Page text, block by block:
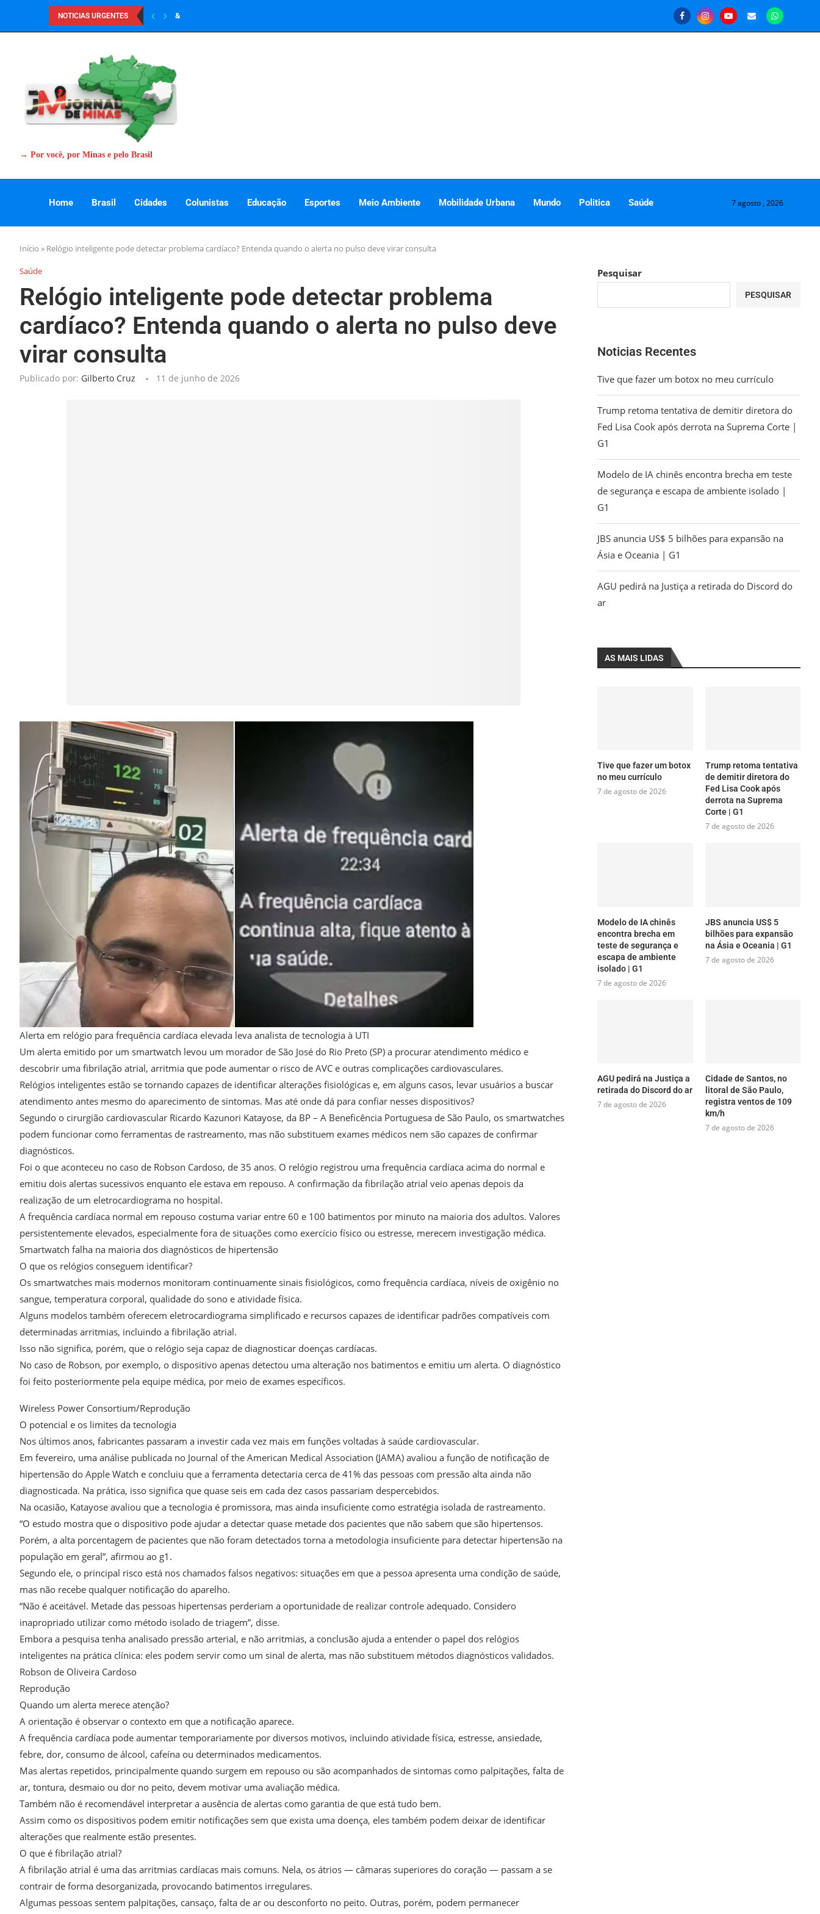
NOTICIAS URGENTES &
→ Por você, por Minas e pelo Brasil
Home Brasil Cidades Colunistas Educação Esportes Meio Ambiente Mobilidade Urbana Mundo Politica Saúde 7 agosto , 2026
Início » Relógio inteligente pode detectar problema cardíaco? Entenda quando o alerta no pulso deve virar consulta
Saúde
Relógio inteligente pode detectar problema
cardíaco? Entenda quando o alerta no pulso deve
virar consulta
Publicado por: Gilberto Cruz 11 de junho de 2026
Alerta em relógio para frequência cardíaca elevada leva analista de tecnologia à UTI
Um alerta emitido por um smartwatch levou um morador de São José do Rio Preto (SP) a procurar atendimento médico e
descobrir uma fibrilação atrial, arritmia que pode aumentar o risco de AVC e outras complicações cardiovasculares.
Relógios inteligentes estão se tornando capazes de identificar alterações fisiológicas e, em alguns casos, levar usuários a buscar
atendimento antes mesmo do aparecimento de sintomas. Mas até onde dá para confiar nesses dispositivos?
Segundo o cirurgião cardiovascular Ricardo Kazunori Katayose, da BP – A Beneficência Portuguesa de São Paulo, os smartwatches
podem funcionar como ferramentas de rastreamento, mas não substituem exames médicos nem são capazes de confirmar
diagnósticos.
Foi o que aconteceu no caso de Robson Cardoso, de 35 anos. O relógio registrou uma frequência cardíaca acima do normal e
emitiu dois alertas sucessivos enquanto ele estava em repouso. A confirmação da fibrilação atrial veio apenas depois da
realização de um eletrocardiograma no hospital.
A frequência cardíaca normal em repouso costuma variar entre 60 e 100 batimentos por minuto na maioria dos adultos. Valores
persistentemente elevados, especialmente fora de situações como exercício físico ou estresse, merecem investigação médica.
Smartwatch falha na maioria dos diagnósticos de hipertensão
O que os relógios conseguem identificar?
Os smartwatches mais modernos monitoram continuamente sinais fisiológicos, como frequência cardíaca, níveis de oxigênio no
sangue, temperatura corporal, qualidade do sono e atividade física.
Alguns modelos também oferecem eletrocardiograma simplificado e recursos capazes de identificar padrões compatíveis com
determinadas arritmias, incluindo a fibrilação atrial.
Isso não significa, porém, que o relógio seja capaz de diagnosticar doenças cardíacas.
No caso de Robson, por exemplo, o dispositivo apenas detectou uma alteração nos batimentos e emitiu um alerta. O diagnóstico
foi feito posteriormente pela equipe médica, por meio de exames específicos.
Wireless Power Consortium/Reprodução
O potencial e os limites da tecnologia
Nos últimos anos, fabricantes passaram a investir cada vez mais em funções voltadas à saúde cardiovascular.
Em fevereiro, uma análise publicada no Journal of the American Medical Association (JAMA) avaliou a função de notificação de
hipertensão do Apple Watch e concluiu que a ferramenta detectaria cerca de 41% das pessoas com pressão alta ainda não
diagnosticada. Na prática, isso significa que quase seis em cada dez casos passariam despercebidos.
Na ocasião, Katayose avaliou que a tecnologia é promissora, mas ainda insuficiente como estratégia isolada de rastreamento.
“O estudo mostra que o dispositivo pode ajudar a detectar quase metade dos pacientes que não sabem que são hipertensos.
Porém, a alta porcentagem de pacientes que não foram detectados torna a metodologia insuficiente para detectar hipertensão na
população em geral”, afirmou ao g1.
Segundo ele, o principal risco está nos chamados falsos negativos: situações em que a pessoa apresenta uma condição de saúde,
mas não recebe qualquer notificação do aparelho.
“Não é aceitável. Metade das pessoas hipertensas perderiam a oportunidade de realizar controle adequado. Considero
inapropriado utilizar como método isolado de triagem”, disse.
Embora a pesquisa tenha analisado pressão arterial, e não arritmias, a conclusão ajuda a entender o papel dos relógios
inteligentes na prática clínica: eles podem servir como um sinal de alerta, mas não substituem métodos diagnósticos validados.
Robson de Oliveira Cardoso
Reprodução
Quando um alerta merece atenção?
A orientação é observar o contexto em que a notificação aparece.
A frequência cardíaca pode aumentar temporariamente por diversos motivos, incluindo atividade física, estresse, ansiedade,
febre, dor, consumo de álcool, cafeína ou determinados medicamentos.
Mas alertas repetidos, principalmente quando surgem em repouso ou são acompanhados de sintomas como palpitações, falta de
ar, tontura, desmaio ou dor no peito, devem motivar uma avaliação médica.
Também não é recomendável interpretar a ausência de alertas como garantia de que está tudo bem.
Assim como os dispositivos podem emitir notificações sem que exista uma doença, eles também podem deixar de identificar
alterações que realmente estão presentes.
O que é fibrilação atrial?
A fibrilação atrial é uma das arritmias cardíacas mais comuns. Nela, os átrios — câmaras superiores do coração — passam a se
contrair de forma desorganizada, provocando batimentos irregulares.
Algumas pessoas sentem palpitações, cansaço, falta de ar ou desconforto no peito. Outras, porém, podem permanecer
Pesquisar
PESQUISAR
Noticias Recentes
Tive que fazer um botox no meu currículo
Trump retoma tentativa de demitir diretora do
Fed Lisa Cook após derrota na Suprema Corte |
G1
Modelo de IA chinês encontra brecha em teste
de segurança e escapa de ambiente isolado |
G1
JBS anuncia US$ 5 bilhões para expansão na
Ásia e Oceania | G1
AGU pedirá na Justiça a retirada do Discord do
ar
AS MAIS LIDAS
Tive que fazer um botox
no meu currículo
7 de agosto de 2026
Trump retoma tentativa
de demitir diretora do
Fed Lisa Cook após
derrota na Suprema
Corte | G1
7 de agosto de 2026
Modelo de IA chinês
encontra brecha em
teste de segurança e
escapa de ambiente
isolado | G1
7 de agosto de 2026
JBS anuncia US$ 5
bilhões para expansão
na Ásia e Oceania | G1
7 de agosto de 2026
AGU pedirá na Justiça a
retirada do Discord do ar
7 de agosto de 2026
Cidade de Santos, no
litoral de São Paulo,
registra ventos de 109
km/h
7 de agosto de 2026